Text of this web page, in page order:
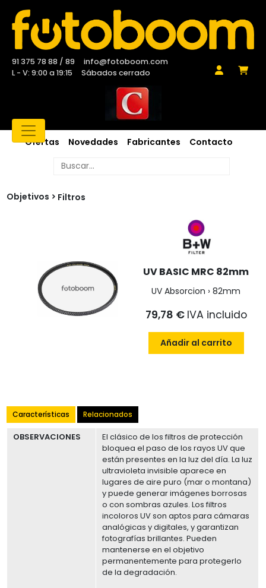
91 375 78 88 / 89
info@fotoboom.com
L - V: 9:00 a 19:15
Sábados cerrado
Ofertas Novedades Fabricantes Contacto
Objetivos Filtros
UV BASIC MRC 82mm
UV Absorcion › 82mm
79,78 € IVA incluido
Añadir al carrito
Características Relacionados
OBSERVACIONES
El clásico de los filtros de protección
bloquea el paso de los rayos UV que
están presentes en la luz del día. La luz
ultravioleta invisible aparece en
lugares de aire puro (mar o montana)
y puede generar imágenes borrosas
o con sombras azules. Los filtros
incoloros UV son aptos para cámaras
analógicas y digitales, y garantizan
fotografías brillantes. Pueden
mantenerse en el objetivo
permanentemente para protegerlo
de la degradación.